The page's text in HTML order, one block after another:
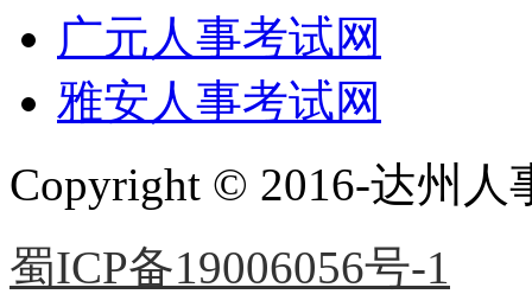
广元人事考试网
雅安人事考试网
Copyright © 2016-达州
蜀ICP备19006056号-1